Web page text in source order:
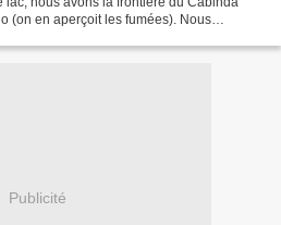
(on en aperçoit les fumées). Nous
Publicité